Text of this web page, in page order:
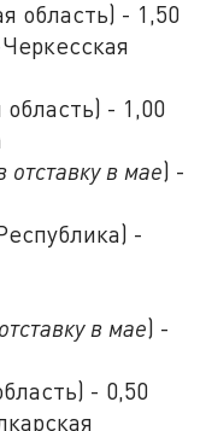
область) - 1,50
- 1,00
в мае) -
-
в мае) -
- 0,50